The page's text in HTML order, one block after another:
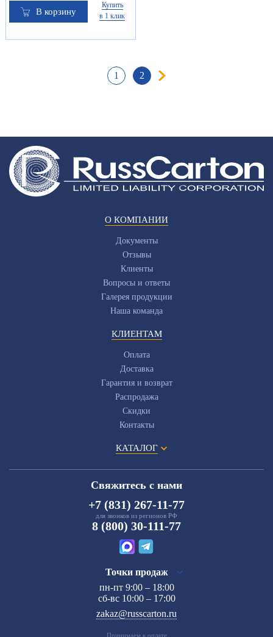
В корзину
Купить
в 1 клик
1 2
О КОМПАНИИ
Документы
Отзывы
Клиенты
Вопросы и ответы
Галерея продукции
Наша команда
КЛИЕНТАМ
Оплата
Доставка
Гарантия и возврат
Распродажа
Скидки
Контакты
КАТАЛОГ
Свяжитесь с нами
+7 (831) 267-11-77
для звонков из регионов РФ
8 (800) 30-111-77
Точки продаж
пн-пт 9:00 – 18:00
сб-вс 10:00 – 17:00
zakaz@russcarton.ru
Принимаем к оплате